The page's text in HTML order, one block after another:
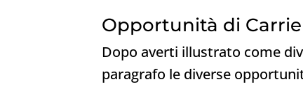
Opportunità di
Dopo averti illustrato come
paragrafo le diverse